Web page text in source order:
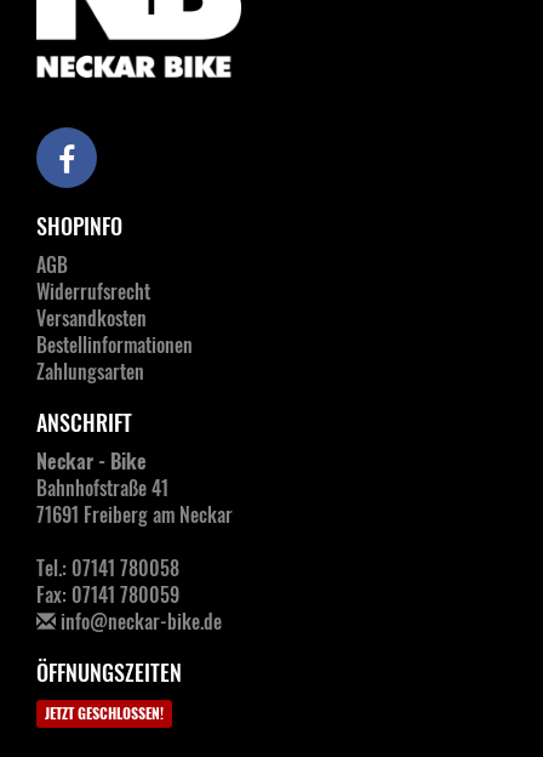
SHOPINFO
AGB
Widerrufsrecht
Versandkosten
Bestellinformationen
Zahlungsarten
ANSCHRIFT
Neckar - Bike
Bahnhofstraße 41
71691 Freiberg am Neckar
Tel.: 07141 780058
Fax: 07141 780059
info@neckar-bike.de
ÖFFNUNGSZEITEN
JETZT GESCHLOSSEN!